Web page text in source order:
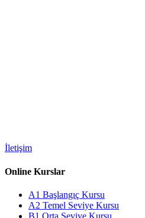
İletişim
Online Kurslar
A1 Başlangıç Kursu
A2 Temel Seviye Kursu
B1 Orta Seviye Kursu